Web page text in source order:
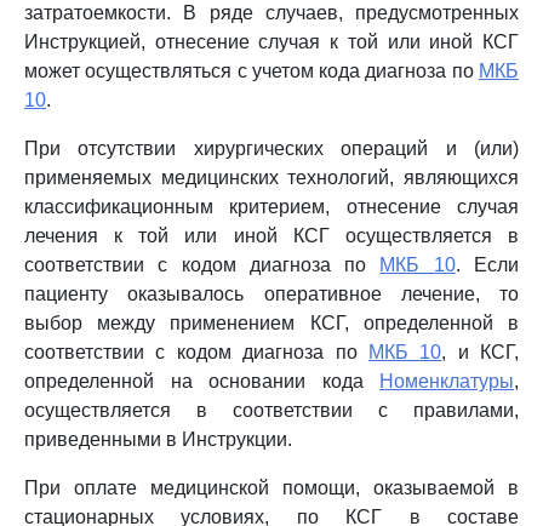
затратоемкости. В ряде случаев, предусмотренных
Инструкцией, отнесение случая к той или иной КСГ
может осуществляться с учетом кода диагноза по МКБ
10.
При отсутствии хирургических операций и (или)
применяемых медицинских технологий, являющихся
классификационным критерием, отнесение случая
лечения к той или иной КСГ осуществляется в
соответствии с кодом диагноза по МКБ 10. Если
пациенту оказывалось оперативное лечение, то
выбор между применением КСГ, определенной в
соответствии с кодом диагноза по
МКБ 10, и КСГ,
определенной на основании кода
Номенклатуры,
осуществляется в соответствии с правилами,
приведенными в Инструкции.
При оплате медицинской помощи, оказываемой в
стационарных условиях, по КСГ в составе